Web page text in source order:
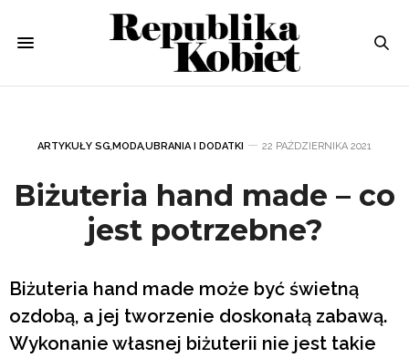
ARTYKUŁY SG,MODA,UBRANIA I DODATKI 22 PAŹDZIERNIKA 2021
Biżuteria hand made – co
jest potrzebne?
Biżuteria hand made może być świetną
ozdobą, a jej tworzenie doskonałą zabawą.
Wykonanie własnej biżuterii nie jest takie